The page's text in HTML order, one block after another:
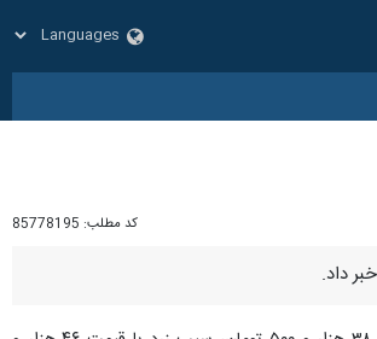
کد مطلب: 85778195